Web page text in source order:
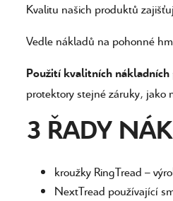
Kvalitu našich produktů
Vedle nákladů na pohonné
Použití kvalitních
protektory stejné záruky, jako
3 ŘADY
kroužky RingTread –
NextTread používající